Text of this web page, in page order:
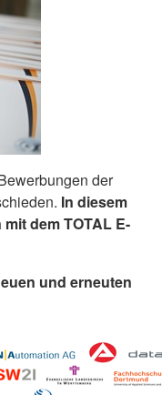
der
In diesem
dem TOTAL E-
und erneuten